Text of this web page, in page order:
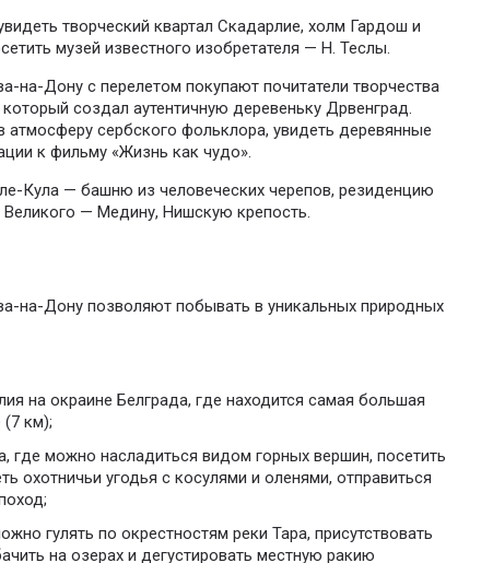
творческий квартал Скадарлие, холм Гардош и
музей известного изобретателя — Н. Теслы.
на-Дону с перелетом покупают почитатели творчества
создал аутентичную деревеньку Дрвенград.
атмосферу сербского фольклора, увидеть деревянные
к фильму «Жизнь как чудо».
Кула — башню из человеческих черепов, резиденцию
Великого — Медину, Нишскую крепость.
на-Дону позволяют побывать в уникальных природных
на окраине Белграда, где находится самая большая
(7 км);
где можно насладиться видом горных вершин, посетить
охотничьи угодья с косулями и оленями, отправиться
гулять по окрестностям реки Тара, присутствовать
на озерах и дегустировать местную ракию